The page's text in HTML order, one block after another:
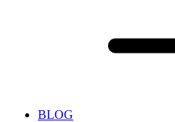
BLOG